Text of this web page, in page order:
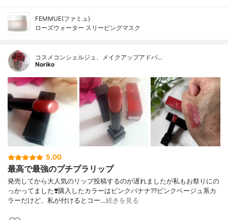
FEMMUE(ファミュ)
ローズウォーター スリーピングマスク
コスメコンシェルジュ、メイクアップアドバ…
Noriko
5.00
最高で最強のプチプラリップ
発売してから大人気のリップ投稿するのが遅れましたが私もお祭りにの
っかってました❣️購入したカラーはピンクバナナ??ピンクベージュ系カ
ラーだけど、私が付けるとコー…続きを見る